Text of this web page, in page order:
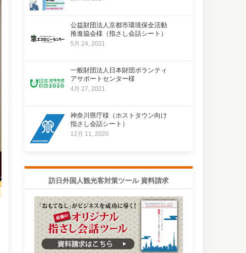
公益財団法人京都市環境保全活動
推進協会様（指さし会話シート）
5月 24, 2021
一般財団法人日本財団ボランティ
アサポートセンター様
4月 27, 2021
神奈川県庁様（ホストタウン向け
指さし会話シート）
12月 11, 2020
訪日外国人観光客対策ツール 資料請求